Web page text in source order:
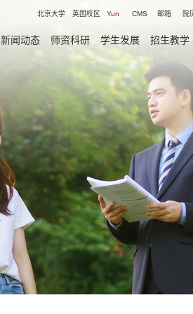
北京大学 英国校区 Yun CMS 邮箱 院
新闻动态 师资科研 学生发展 招生教学